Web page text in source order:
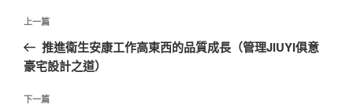
文
導
覽
上
一
篇
章
上一篇
推進衛生安康工作高東西的品質成長（管理JIUYI俱意
豪宅設計之道）
下
下一篇